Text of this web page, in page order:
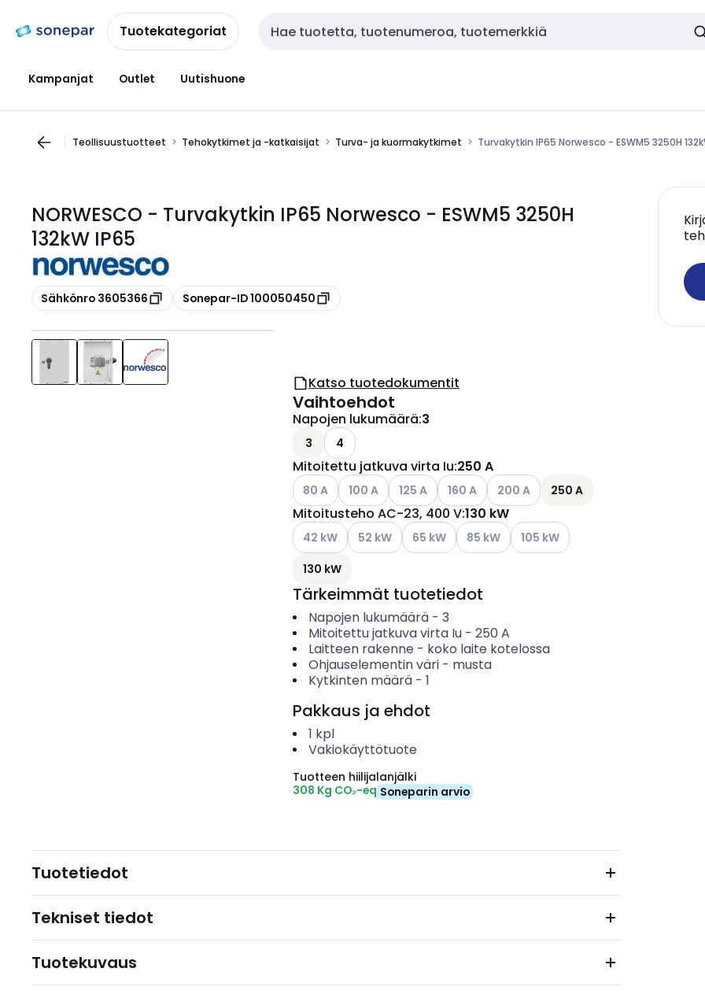
navigointiinsisältöönTuotekategoriat Haku
Kampanjat Outlet Uutishuone
Teollisuustuotteet Tehokytkimet ja -katkaisijat Turva- ja kuormakytkimet Turvakytkin IP65 Norwesco - ESWM5 3250H
NORWESCO - Turvakytkin IP65 Norwesco - ESWM5 3250H
132kW IP65
Kopioi
Sähkönro 3605366 Kopioi
Sonepar-ID 100050450
Katso tuotedokumentit
Vaihtoehdot
Napojen lukumäärä:3
3 4
Mitoitettu jatkuva virta Iu:250 A
Katso käytettävissä olevat vaihtoehdot
80 A Katso käytettävissä olevat vaihtoehdot
100 A Katso käytettävissä olevat vaihtoehdot
125 A Katso käytettävissä olevat vaihtoehdot
160 A Katso käytettävissä olevat vaihtoehdot
200 A 250 A
Mitoitusteho AC-23, 400 V:130 kW
Katso käytettävissä olevat vaihtoehdot
42 kW Katso käytettävissä olevat vaihtoehdot
52 kW Katso käytettävissä olevat vaihtoehdot
65 kW Katso käytettävissä olevat vaihtoehdot
85 kW Katso käytettävissä olevat
105 kW
130 kW
Tärkeimmät tuotetiedot
Napojen lukumäärä- 3
Mitoitettu jatkuva virta Iu- 250 A
Laitteen rakenne - koko laite kotelossa
Ohjauselementin väri- musta
Kytkinten määrä- 1
Pakkaus ja ehdot
1 kpl
Vakiokäyttötuote
Tuotteen hiilijalanjälki
308 Kg CO₂-eq Soneparin arvio
Tuotetiedot
Tekniset tiedot
Tuotekuvaus